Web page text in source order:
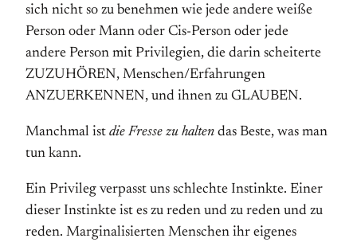
sich nicht so zu benehmen wie jede andere weiße
Person oder Mann oder Cis-Person oder jede
andere Person mit Privilegien, die darin scheiterte
ZUZUHÖREN, Menschen/Erfahrungen
ANZUERKENNEN, und ihnen zu GLAUBEN.
Manchmal ist die Fresse zu halten das Beste, was man
tun kann.
Ein Privileg verpasst uns schlechte Instinkte. Einer
dieser Instinkte ist es zu reden und zu reden und zu
reden. Marginalisierten Menschen ihr eigenes